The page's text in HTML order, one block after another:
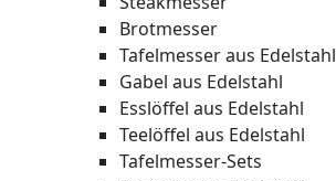
Brotmesser
Tafelmesser aus Edelstahl
Gabel aus Edelstahl
Esslöffel aus Edelstahl
Teelöffel aus Edelstahl
Tafelmesser-Sets